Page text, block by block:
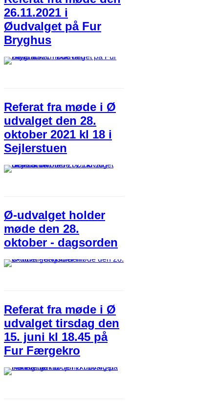
26.11.2021 i
Øudvalget på Fur
Bryghus
Referat fra møde i Ø
udvalget den 28.
oktober 2021 kl 18 i
Sejlerstuen
Ø-udvalget holder
møde den 28.
oktober - dagsorden
Referat fra møde i Ø
udvalget tirsdag den
15. juni kl 18.45 på
Fur Færgekro